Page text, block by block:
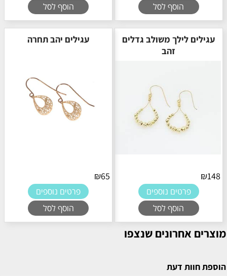
הוסף לסל
הוסף לסל
עגילים לילך משולב גדלים
זהב
₪148
פרטים נוספים
הוסף לסל
עגילים יהב תחרה
₪65
פרטים נוספים
הוסף לסל
מוצרים אחרונים שנצפו
הוספת חוות דעת